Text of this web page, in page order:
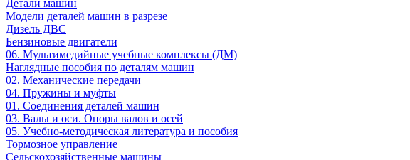
Детали машин
Модели деталей машин в разрезе
Дизель ДВС
Бензиновые двигатели
06. Мультимедийные учебные комплексы (ДМ)
Наглядные пособия по деталям машин
02. Механические передачи
04. Пружины и муфты
01. Соединения деталей машин
03. Валы и оси. Опоры валов и осей
05. Учебно-методическая литература и пособия
Тормозное управление
Сельскохозяйственные машины